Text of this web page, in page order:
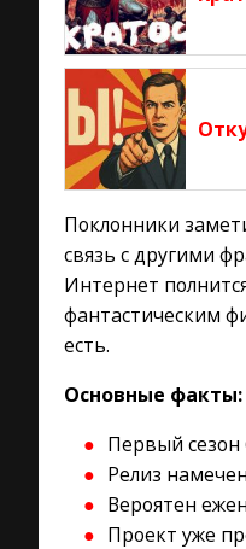
Поклонники
связь с другими
Интернет
фантастическим
есть.
Основные факты:
Первый сезон
Релиз
Вероятен
Проект уже